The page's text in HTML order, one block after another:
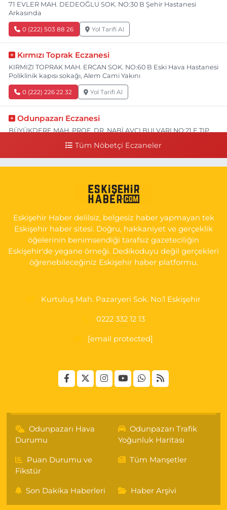
71 EVLER MAH. DEDEOĞLU SOK. NO:30 B Şehir Hastanesi
Arkasında
0 (222) 503 88 26 Yol Tarifi Al
Kırmızı Toprak Eczanesi
KIRMIZI TOPRAK MAH. ERCAN SOK. NO:60 B Eski Hava Hastanesi
Poliklinik kapısı sokağı, Alem Cami Yakını
0 (222) 226 22 32 Yol Tarifi Al
Odunpazarı Eczanesi
BÜYÜKDERE MAH. PROF. DR. NABİ AVCI BULVARI NO:21 E TIP
YENİDOĞAN MH.ŞEHİT SERKAN ÖZAYDIN CD.8 B ESKİ DEVLET
0 (222) 237 75 17 Yol Tarifi Al
Tüm Nöbetçi Eczaneler
Eskişehir Haber delilsiz, belgesiz haber yapmayan tek
Eskişehir haber sitesi. Doğru, hakkaniyet ve gerçeklik
öğelerinin benimsendiği tarafsız gazeteciliğin
Eskişehir'de yegane örneği. Dedikoduyu değil gerçekleri
öğrenebileceğiniz Eskişehir haber platformu.
Kurtuluş Mah. Pazaryeri Sok. No:1 Eskişehir
0222 332 12 13
[email protected]
Odunpazarı Hava
Durumu
Odunpazarı Trafik
Yoğunluk Haritası
Puan Durumu ve
Fikstür
Tüm Manşetler
Son Dakika Haberleri Haber Arşivi